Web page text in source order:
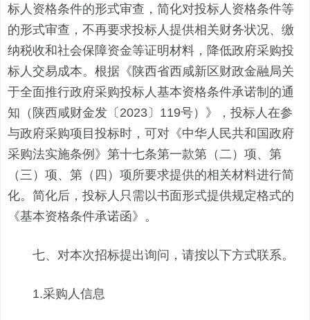
标人资格条件的形式审查，简化对投标人资格条件等
的形式审查，不再要求投标人提供相关财务状况、缴
纳税收和社会保障资金等证明材料，降低政府采购投
标人交易成本。根据《陕西省西咸新区财政金融局关
于全面推行政府采购投标人基本资格条件承诺制的通
知（陕西咸财金发〔2023〕119号）》，投标人在参
与政府采购项目投标时，可对《中华人民共和国政府
采购法实施条例》第十七条第一款第（二）项、第
（三）项、第（四）项所要求提供的相关材料进行简
化。简化后，投标人只需以书面形式提供规定格式的
《基本资格条件承诺函》。
七、对本次招标提出询问，请按以下方式联系。
1.采购人信息